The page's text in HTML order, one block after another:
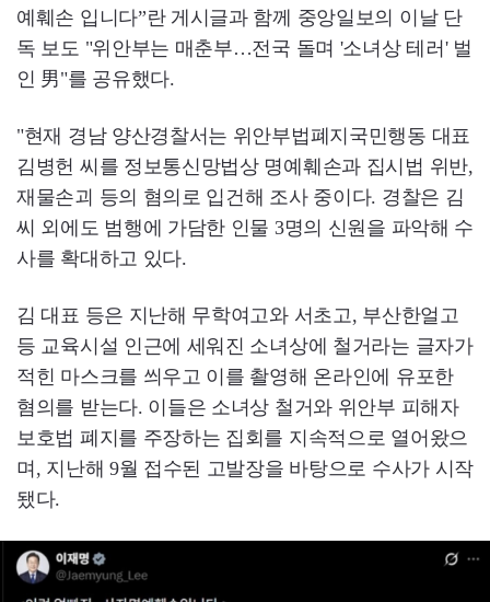
예훼손 입니다”란 게시글과 함께 중앙일보의 이날 단
독 보도 "위안부는 매춘부…전국 돌며 '소녀상 테러' 벌
인 男"를 공유했다.
"현재 경남 양산경찰서는 위안부법폐지국민행동 대표
김병헌 씨를 정보통신망법상 명예훼손과 집시법 위반,
재물손괴 등의 혐의로 입건해 조사 중이다. 경찰은 김
씨 외에도 범행에 가담한 인물 3명의 신원을 파악해 수
사를 확대하고 있다.
김 대표 등은 지난해 무학여고와 서초고, 부산한얼고
등 교육시설 인근에 세워진 소녀상에 철거라는 글자가
적힌 마스크를 씌우고 이를 촬영해 온라인에 유포한
혐의를 받는다. 이들은 소녀상 철거와 위안부 피해자
보호법 폐지를 주장하는 집회를 지속적으로 열어왔으
며, 지난해 9월 접수된 고발장을 바탕으로 수사가 시작
됐다.